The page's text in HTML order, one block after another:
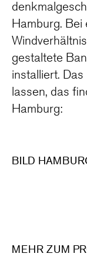
Hamburg.
gestaltete
installiert.
lassen, das
Hamburg:
BILD
MEHR ZUM